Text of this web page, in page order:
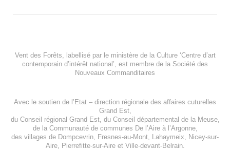
Vent des Forêts, labellisé par le ministère de la Culture ‘Centre d’art
contemporain d’intérêt national’, est membre de la Société des
Nouveaux Commanditaires
Avec le soutien de l’Etat – direction régionale des affaires cuturelles
Grand Est,
du Conseil régional Grand Est, du Conseil départemental de la Meuse,
de la Communauté de communes De l’Aire à l’Argonne,
des villages de Dompcevrin Fresnes-au-Mont Lahaymeix
Nicey-sur-
Aire, Pierrefitte-sur-Aireet Ville-devant-Belrain.